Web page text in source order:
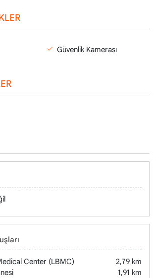
Güvenlik Kamerası
Center (LBMC)
2,79 km
1,91 km